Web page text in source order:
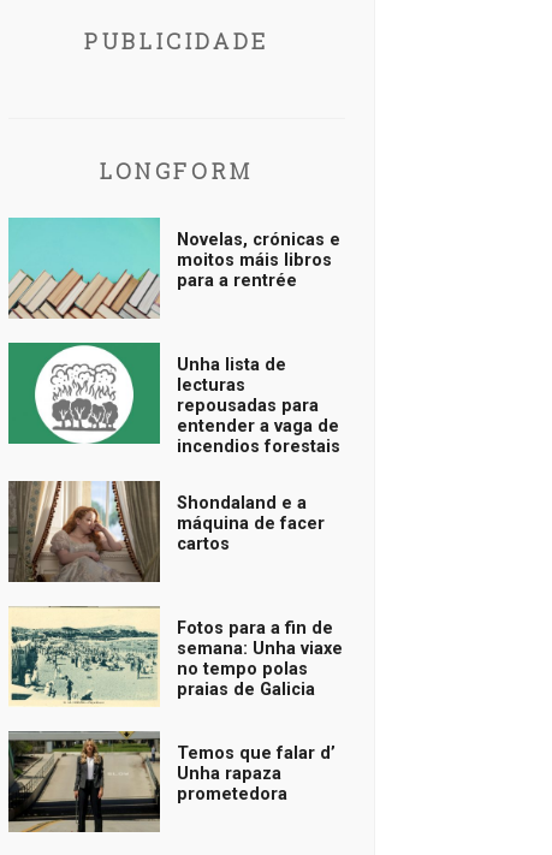
PUBLICIDADE
LONGFORM
Novelas, crónicas e
moitos máis libros
para a rentrée
Unha lista de
lecturas
repousadas para
entender a vaga de
incendios forestais
Shondaland e a
máquina de facer
cartos
Fotos para a fin de
semana: Unha viaxe
no tempo polas
praias de Galicia
Temos que falar d’
Unha rapaza
prometedora